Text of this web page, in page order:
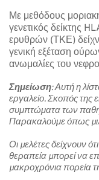
Με μεθόδους
γενετικός δείκτης
ερυθρών (ΤΚΕ)
γενική εξέταση
ανωμαλίες του
Σημείωση: Αυτή η
εργαλείο. Σκοπός της
συμπτώματα των
Παρακαλούμε όπως
Οι µελέτες δείχνουν
θεραπεία µπορεί να
µακροχρόνια πορεία